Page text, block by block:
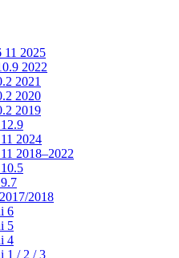
11 2025
2022
2021
2020
2019
2024
2018–2022
2018
6
5
4
1 / 2 / 3